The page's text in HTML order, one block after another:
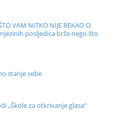
VAM NITKO NIJE REKAO O
posljedica brže nego što
stanje sebe
„Škole za otkrivanje glasa“